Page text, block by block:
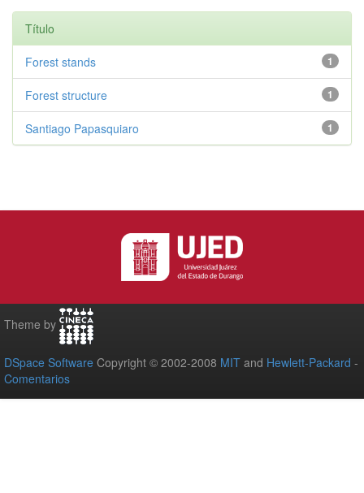
Título
1
Forest stands
1
Forest structure
1
Santiago Papasquiaro
Theme by
DSpace Software Copyright © 2002-2008 MIT and Hewlett-Packard -
Comentarios